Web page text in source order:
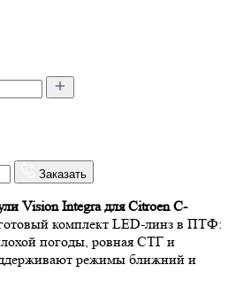
Заказать
Vision Integra для Citroen C-
комплект LED-линз в ПТФ:
погоды, ровная СТГ и
режимы ближний и